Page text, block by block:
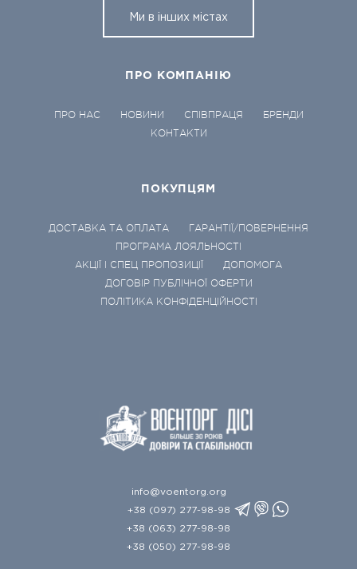
Ми в інших містах
ПРО КОМПАНІЮ
ПРО НАС НОВИНИ СПІВПРАЦЯ
БРЕНДИ
КОНТАКТИ
ПОКУПЦЯМ
ДОСТАВКА ТА ОПЛАТА
ГАРАНТІЇ/ПОВЕРНЕННЯ
ПРОГРАМА ЛОЯЛЬНОСТІ
АКЦІЇ І СПЕЦ ПРОПОЗИЦІЇ
ДОПОМОГА
ДОГОВІР ПУБЛІЧНОЇ ОФЕРТИ
ПОЛІТИКА КОНФІДЕНЦІЙНОСТІ
info@voentorg.org
+38 (097) 277-98-98
+38 (063) 277-98-98
+38 (050) 277-98-98